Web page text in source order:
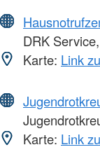
DRK
Karte: Link
Karte: Link